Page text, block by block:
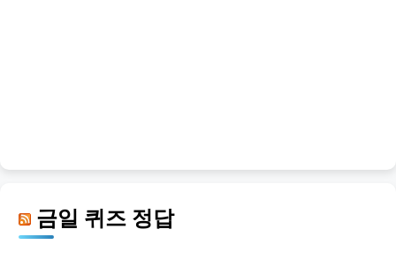
금일 퀴즈 정답